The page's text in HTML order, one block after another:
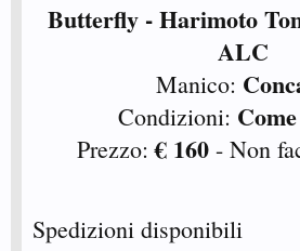
Butterfly - Harimoto
ALC
Manico:
Condizioni:
Prezzo:€ 160- Non
Spedizioni disponibili